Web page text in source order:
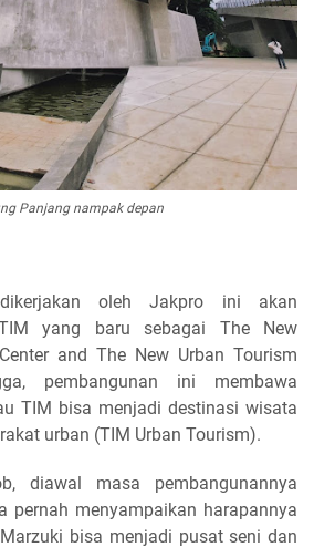
Panjang nampak depan
oleh Jakpro ini akan
TIM yang baru sebagai The New
and The New Urban Tourism
pembangunan ini membawa
TIM bisa menjadi destinasi wisata
urban (TIM Urban Tourism).
diawal masa pembangunannya
pernah menyampaikan harapannya
bisa menjadi pusat seni dan